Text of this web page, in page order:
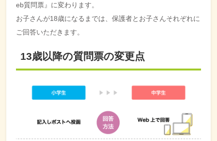
eb質問票』に変わります。
お子さんが18歳になるまでは、保護者とお子さんそれぞれに
ご回答いただきます。
13歳以降の質問票の変更点